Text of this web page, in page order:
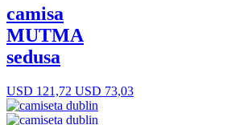
camisa
MUTMA
sedusa
USD 121,72 USD 73,03